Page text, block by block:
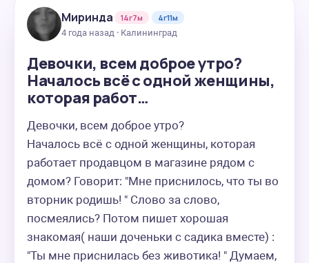
Миринда 14г7м
4г11м
4 года назад · Калининград
Девочки, всем доброе утро?
Началось всë с одной женщины,
которая работ…
Девочки, всем доброе утро?
Началось всë с одной женщины, которая
работает продавцом в магазине рядом с
домом? Говорит: "Мне приснилось, что ты во
вторник родишь! " Слово за слово,
посмеялись? Потом пишет хорошая
знакомая( наши доченьки с садика вместе) :
"Ты мне приснилась без животика! " Думаем,